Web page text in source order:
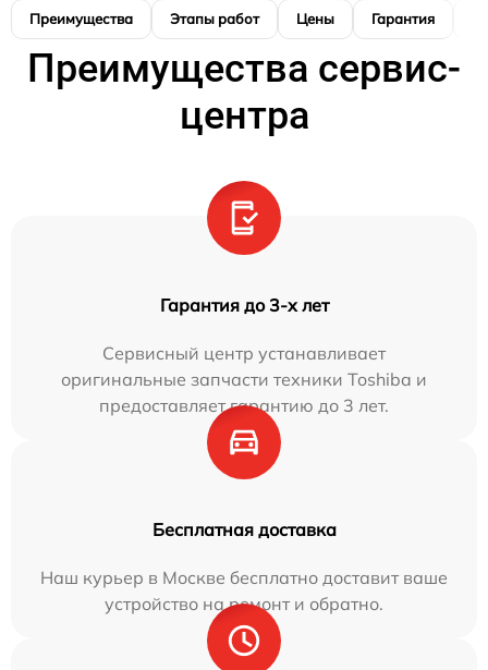
Преимущества Этапы работ Цены Гарантия
Преимущества сервис-
центра
Гарантия до 3-х лет
Сервисный центр устанавливает
оригинальные запчасти техники Toshiba и
предоставляет гарантию до 3 лет.
Бесплатная доставка
Наш курьер в Москве бесплатно доставит ваше
устройство на ремонт и обратно.